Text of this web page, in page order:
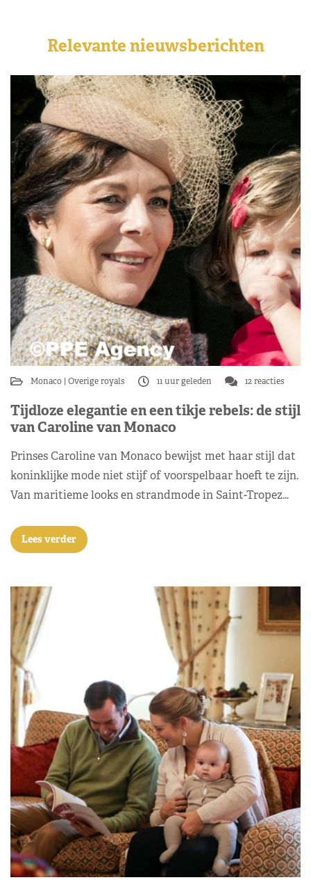
Relevante nieuwsberichten
Monaco Overige royals 11 uur geleden 12 reacties
Tijdloze elegantie en een tikje rebels: de stijl
van Caroline van Monaco
Prinses Caroline van Monaco bewijst met haar stijl dat
koninklijke mode niet stijf of voorspelbaar hoeft te zijn.
Van maritieme looks en strandmode in Saint-Tropez…
Lees verder